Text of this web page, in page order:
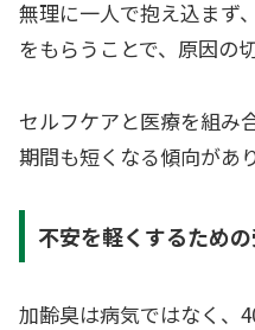
無理に一人で抱え込まず
をもらうことで、原因の
セルフケアと医療を組み
期間も短くなる傾向があり
不安を軽くするため
加齢臭は病気ではなく、